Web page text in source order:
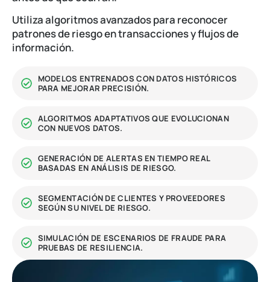
Utiliza algoritmos avanzados para reconocer
patrones de riesgo en transacciones y flujos de
información.
MODELOS ENTRENADOS CON DATOS HISTÓRICOS
PARA MEJORAR PRECISIÓN.
ALGORITMOS ADAPTATIVOS QUE EVOLUCIONAN
CON NUEVOS DATOS.
GENERACIÓN DE ALERTAS EN TIEMPO REAL
BASADAS EN ANÁLISIS DE RIESGO.
SEGMENTACIÓN DE CLIENTES Y PROVEEDORES
SEGÚN SU NIVEL DE RIESGO.
SIMULACIÓN DE ESCENARIOS DE FRAUDE PARA
PRUEBAS DE RESILIENCIA.